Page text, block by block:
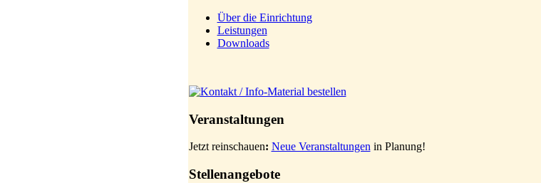
Über die Einrichtung
Leistungen
Downloads
Veranstaltungen
Jetzt reinschauen: Neue Veranstaltungenin Planung!
Stellenangebote